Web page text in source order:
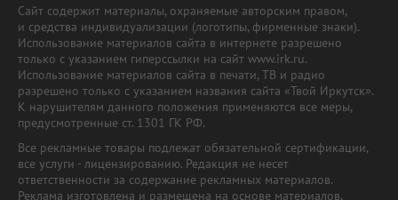
Сайт содержит материалы, охраняемые авторским правом,
и средства индивидуализации (логотипы, фирменные знаки).
Использование материалов сайта в интернете разрешено
только с указанием гиперссылки на сайт www.irk.ru.
Использование материалов сайта в печати, ТВ и радио
разрешено только с указанием названия сайта «Твой Иркутск».
К нарушителям данного положения применяются все меры,
предусмотренные ст. 1301 ГК РФ.
Все рекламные товары подлежат обязательной сертификации,
все услуги - лицензированию. Редакция не несет
ответственности за содержание рекламных материалов.
Реклама изготовлена и размещена на основе материалов,